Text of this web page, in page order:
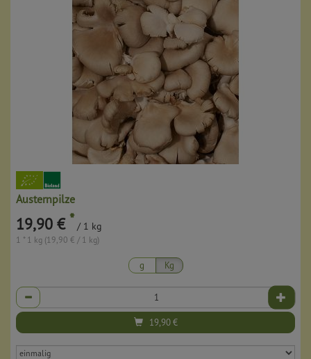
Austernpilze
19,90 € * / 1 kg
1 * 1 kg (19,90 € / 1 kg)
g Kg
Anzahl
19,90€